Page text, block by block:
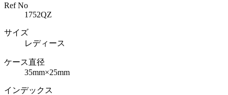
Ref No
1752QZ
サイズ
レディース
ケース直径
35mm×25mm
インデックス